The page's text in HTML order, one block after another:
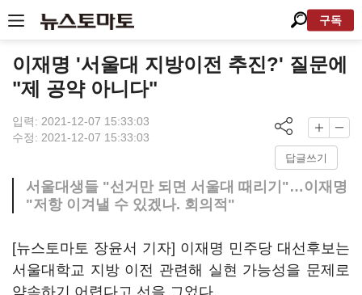
구독
이재명 '서울대 지방이전 추진?' 질문에
"제 공약 아니다"
입력: 2021-12-07 15:33:03
수정: 2021-12-07 15:33:03
답글쓰기
서울대생들 "선거만 되면 서울대 때리기"…이재명
"저항 이겨낼 수 있겠나. 회의적"
[뉴스토마토 장윤서 기자] 이재명 민주당 대선후보는
서울대학교 지방 이전 관련해 실현 가능성을 문제로
약속하기 어렵다고 선을 그었다.